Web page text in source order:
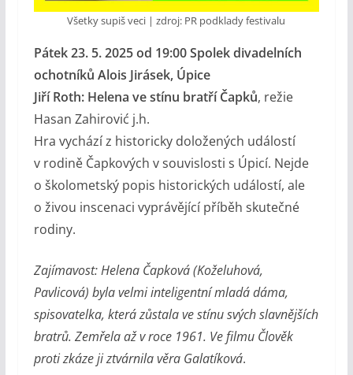
Všetky supiš veci | zdroj: PR podklady festivalu
Pátek 23. 5. 2025 od 19:00 Spolek divadelních
ochotníků Alois Jirásek, Úpice
Jiří Roth: Helena ve stínu bratří Čapků, režie
Hasan Zahirović j.h.
Hra vychází z historicky doložených událostí
v rodině Čapkových v souvislosti s Úpicí. Nejde
o školometský popis historických událostí, ale
o živou inscenaci vyprávějící příběh skutečné
rodiny.
Zajímavost: Helena Čapková (Koželuhová,
Pavlicová) byla velmi inteligentní mladá dáma,
spisovatelka, která zůstala ve stínu svých slavnějších
bratrů. Zemřela až v roce 1961. Ve filmu Člověk
proti zkáze ji ztvárnila věra Galatíková.